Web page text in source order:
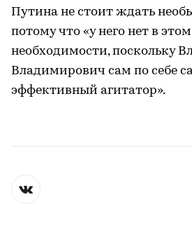
Путина не стоит ждать
потому что «у него нет в
необходимости, поскольку
Владимирович сам по себе
эффективный агитатор».